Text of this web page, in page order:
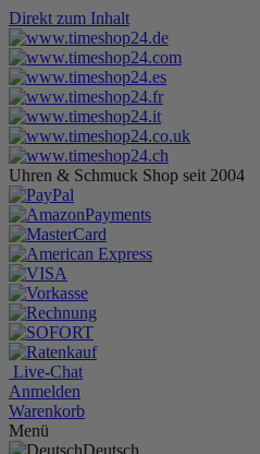
Direkt zum Inhalt
Uhren & Schmuck Shop seit 2004
Live-Chat
Anmelden
Warenkorb
Menü
Deutsch